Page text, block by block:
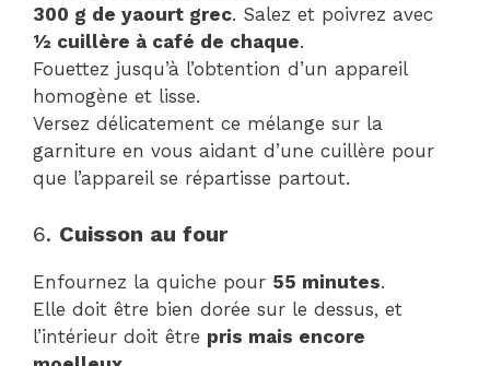
300 g de yaourt grec. Salez et poivrez avec
½ cuillère à café de chaque.
Fouettez jusqu’à l’obtention d’un appareil
homogène et lisse.
Versez délicatement ce mélange sur la
garniture en vous aidant d’une cuillère pour
que l’appareil se répartisse partout.
6. Cuisson au four
Enfournez la quiche pour 55 minutes.
Elle doit être bien dorée sur le dessus, et
l’intérieur doit être pris mais encore